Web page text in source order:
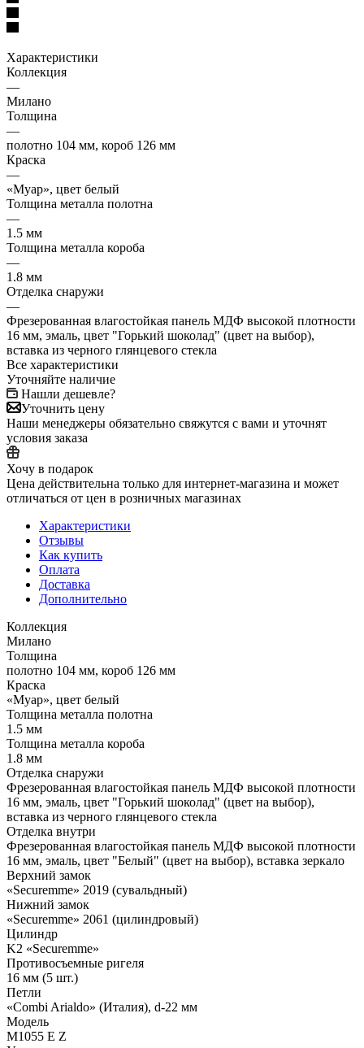
Характеристики
Коллекция
—
Милано
Толщина
—
полотно 104 мм, короб 126 мм
Краска
—
«Муар», цвет белый
Толщина металла полотна
—
1.5 мм
Толщина металла короба
—
1.8 мм
Отделка снаружи
—
Фрезерованная влагостойкая панель МДФ высокой плотности
16 мм, эмаль, цвет "Горький шоколад" (цвет на выбор),
вставка из черного глянцевого стекла
Все характеристики
Уточняйте наличие
Нашли дешевле?
Уточнить цену
Наши менеджеры обязательно свяжутся с вами и уточнят
условия заказа
Хочу в подарок
Цена действительна только для интернет-магазина и может
отличаться от цен в розничных магазинах
Характеристики
Отзывы
Как купить
Оплата
Доставка
Дополнительно
Коллекция
Милано
Толщина
полотно 104 мм, короб 126 мм
Краска
«Муар», цвет белый
Толщина металла полотна
1.5 мм
Толщина металла короба
1.8 мм
Отделка снаружи
Фрезерованная влагостойкая панель МДФ высокой плотности
16 мм, эмаль, цвет "Горький шоколад" (цвет на выбор),
вставка из черного глянцевого стекла
Отделка внутри
Фрезерованная влагостойкая панель МДФ высокой плотности
16 мм, эмаль, цвет "Белый" (цвет на выбор), вставка зеркало
Верхний замок
«Securemme» 2019 (сувальдный)
Нижний замок
«Securemme» 2061 (цилиндровый)
Цилиндр
K2 «Securemme»
Противосъемные ригеля
16 мм (5 шт.)
Петли
«Combi Arialdo» (Италия), d-22 мм
Модель
М1055 Е Z